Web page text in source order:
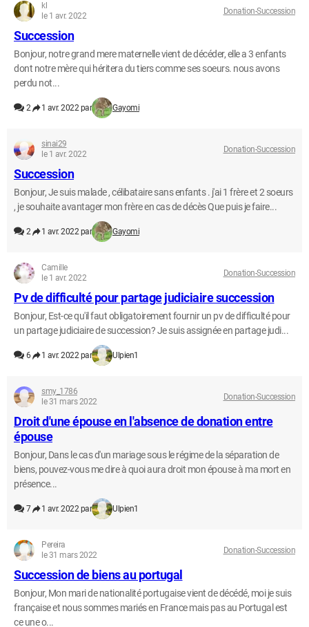
kl
le 1 avr. 2022
Donation-Succession
Succession
Bonjour, notre grand mere maternelle vient de décéder, elle a 3 enfants
dont notre mère qui héritera du tiers comme ses soeurs. nous avons
perdu not...
2 1 avr. 2022 par Gayomi
sinai29
le 1 avr. 2022
Donation-Succession
Succession
Bonjour, Je suis malade , célibataire sans enfants . j'ai 1 frère et 2 soeurs
, je souhaite avantager mon frère en cas de décès Que puis je faire...
2 1 avr. 2022 par Gayomi
Camille
le 1 avr. 2022
Donation-Succession
Pv de difficulté pour partage judiciaire succession
Bonjour, Est-ce qu'il faut obligatoirement fournir un pv de difficulté pour
un partage judiciaire de succession? Je suis assignée en partage judi...
6 1 avr. 2022 par Ulpien1
smy_1786
le 31 mars 2022
Donation-Succession
Droit d'une épouse en l'absence de donation entre
épouse
Bonjour, Dans le cas d'un mariage sous le régime de la séparation de
biens, pouvez-vous me dire à quoi aura droit mon épouse à ma mort en
présence...
7 1 avr. 2022 par Ulpien1
Pereira
le 31 mars 2022
Donation-Succession
Succession de biens au portugal
Bonjour, Mon mari de nationalité portugaise vient de décédé, moi je suis
française et nous sommes mariés en France mais pas au Portugal est
ce une o...